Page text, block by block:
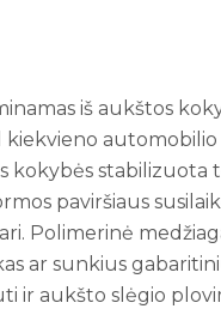
iš aukštos
kiekvieno
kokybės
paviršiaus
Polimerinė
ar sunkius
ir aukšto slėgio